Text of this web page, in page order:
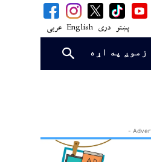
پښتو دری English عربی
زموږ په اړه